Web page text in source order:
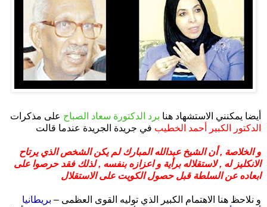
أيضا يمكنني الاستشهاد هنا برد الدكتورة سعاد الصباح على مذكرات
الدكتور الكبير أحمد الخطيب في جريدة الجريدة عندما قالت
و الخلاصة , أن الشيخ عبدالله المبارك لم يكن الشخص الذي يرتاح
الانكليز له , لاستقلاله برأية و اعزازه بنفسه , لذلك فقد حرصوا على
ابعاده عن السلطة قبل حصول الكويت على الاستقلال
و نلاحظ هنا الاهتمام الكبير الذي توليه القوى العظمى – بريطانيا